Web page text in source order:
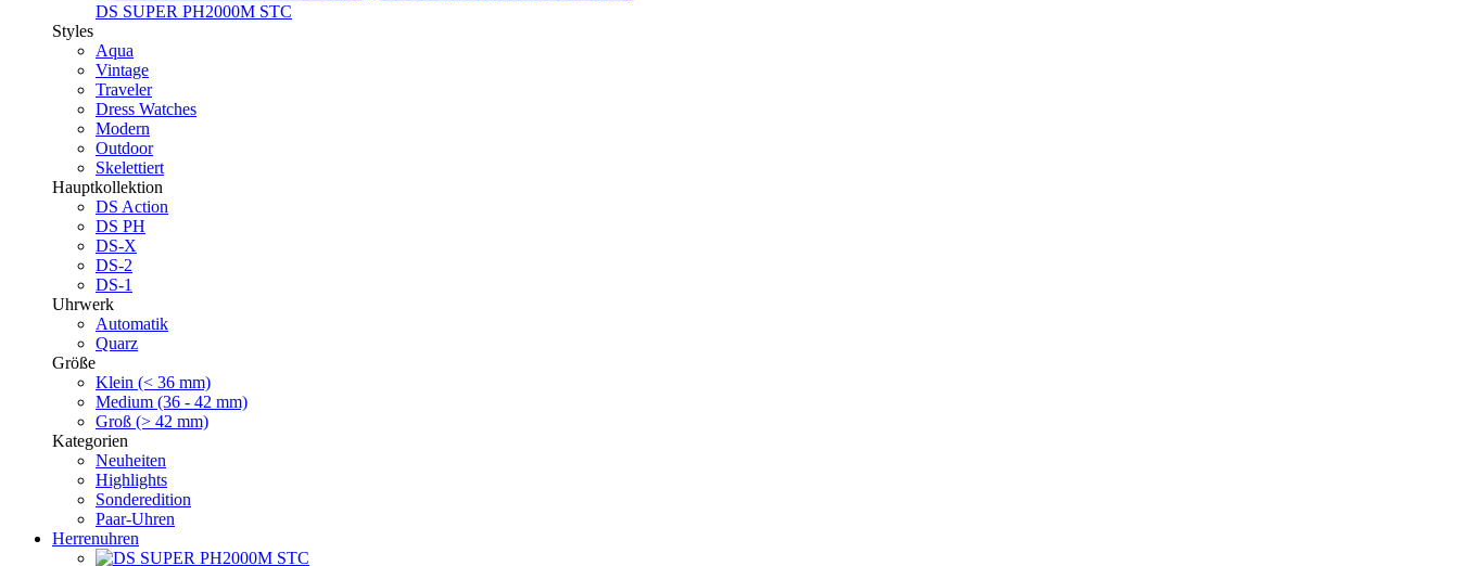
DS SUPER PH2000M STC
Styles
Aqua
Vintage
Traveler
Dress Watches
Modern
Outdoor
Skelettiert
Hauptkollektion
DS Action
DS PH
DS-X
DS-2
DS-1
Uhrwerk
Automatik
Quarz
Größe
Klein (< 36 mm)
Medium (36 - 42 mm)
Groß (> 42 mm)
Kategorien
Neuheiten
Highlights
Sonderedition
Paar-Uhren
Herrenuhren